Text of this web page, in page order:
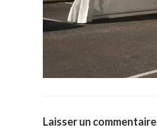
Laisser un commentaire